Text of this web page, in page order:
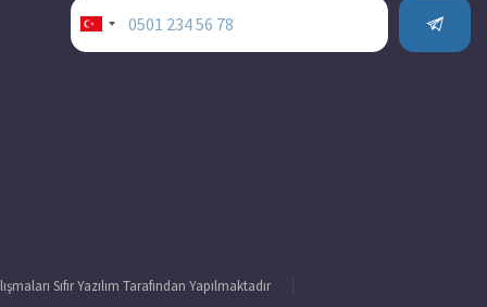
Turkey
+90
Sıfır Yazılım Tarafından Yapılmaktadır